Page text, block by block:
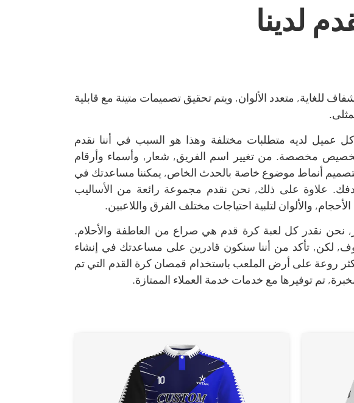
لدينا
للغاية, متعدد الألوان, ويتم تحقيق تصميمات متينة مع قابلية
عميل لديه متطلبات مختلفة وهذا هو السبب في أننا نقدم
مخصصة. من تغيير اسم الفريق, شعار, وأسماء وأرقام
لتصميم أنماط موضوع خاصة بالحدث الخاص, يمكننا مساعدتك في
علاوة على ذلك, نحن نقدم مجموعة رائعة من الأساليب
والألوان لتلبية احتياجات مختلف الفرق واللاعبين.
نحن نقدر كل لعبة كرة قدم هي صراع من العاطفة والأحلام.
لكن, تأكد من أننا سنكون قادرين على مساعدتك في إنشاء
روعة على أرض الملعب باستخدام قمصان كرة القدم التي تم
تم توفيرها مع خدمات خدمة العملاء الممتازة.